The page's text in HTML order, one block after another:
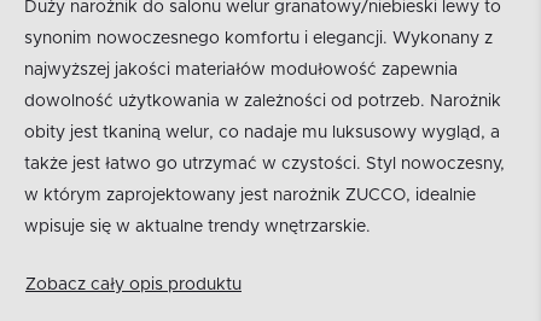
Duży narożnik do salonu welur granatowy/niebieski lewy to
synonim nowoczesnego komfortu i elegancji. Wykonany z
najwyższej jakości materiałów modułowość zapewnia
dowolność użytkowania w zależności od potrzeb. Narożnik
obity jest tkaniną welur, co nadaje mu luksusowy wygląd, a
także jest łatwo go utrzymać w czystości. Styl nowoczesny,
w którym zaprojektowany jest narożnik ZUCCO, idealnie
wpisuje się w aktualne trendy wnętrzarskie.
Zobacz cały opis produktu